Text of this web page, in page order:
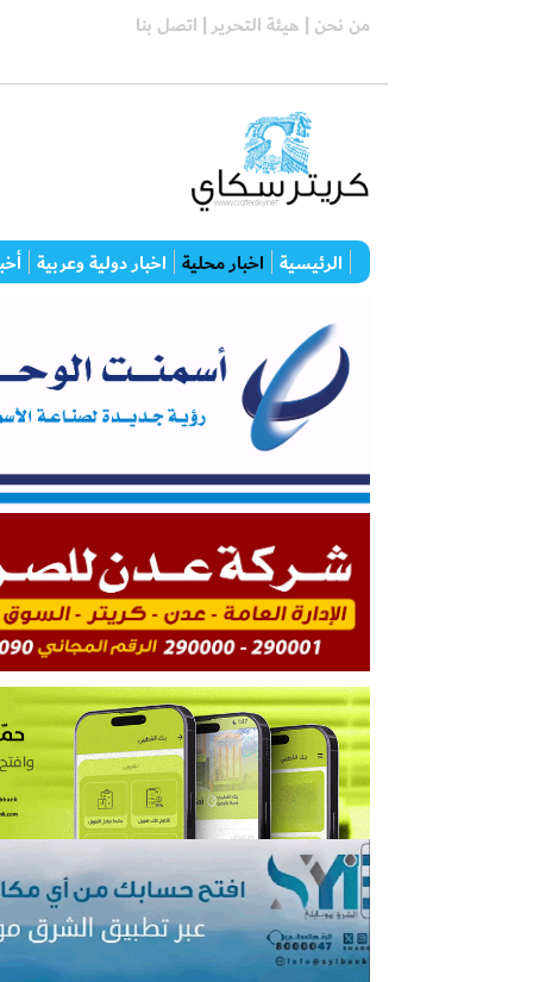
من نحن | هيئة التحرير | اتصل بنا
الرئيسية اخبار محلية اخبار دولية وعربية